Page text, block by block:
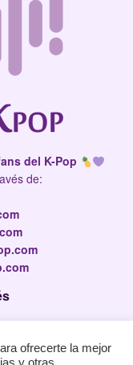
del K-Pop
de:
ofrecerte la mejor